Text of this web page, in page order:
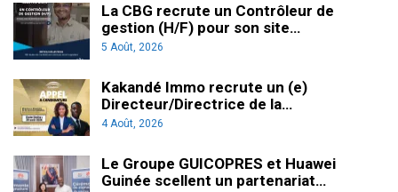
La CBG recrute un Contrôleur de
gestion (H/F) pour son site…
5 Août, 2026
Kakandé Immo recrute un (e)
Directeur/Directrice de la…
4 Août, 2026
Le Groupe GUICOPRES et Huawei
Guinée scellent un partenariat…